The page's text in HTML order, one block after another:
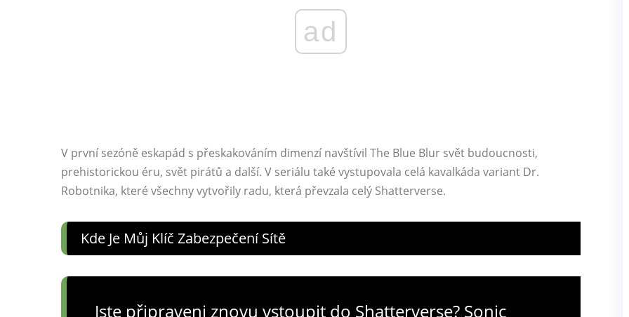
ad
V první sezóně eskapád s přeskakováním dimenzí navštívil The Blue Blur svět budoucnosti,
prehistorickou éru, svět pirátů a další. V seriálu také vystupovala celá kavalkáda variant Dr.
Robotnika, které všechny vytvořily radu, která převzala celý Shatterverse.
Kde Je Můj Klíč Zabezpečení Sítě
Jste připraveni znovu vstoupit do Shatterverse? Sonic